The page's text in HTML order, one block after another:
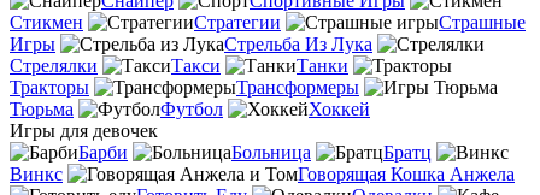
Стикмен
Стратегии
Страшные
Игры
Стрельба Из Лука
Стрелялки
Такси
Танки
Тракторы
Трансформеры
Тюрьма
Футбол
Хоккей
Игры для девочек
Барби
Больница
Братц
Винкс
Говорящая Кошка Анжела